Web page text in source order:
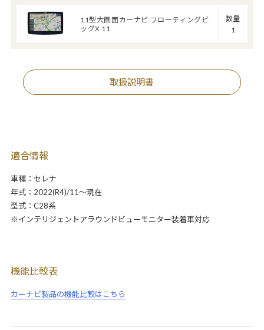
11型大画面カーナビ フローティングビ
ッグX 11
数量
1
取扱説明書
適合情報
車種：セレナ
年式：2022(R4)/11～現在
型式：C28系
※インテリジェントアラウンドビューモニター装着車対応
機能比較表
カーナビ製品の機能比較はこちら